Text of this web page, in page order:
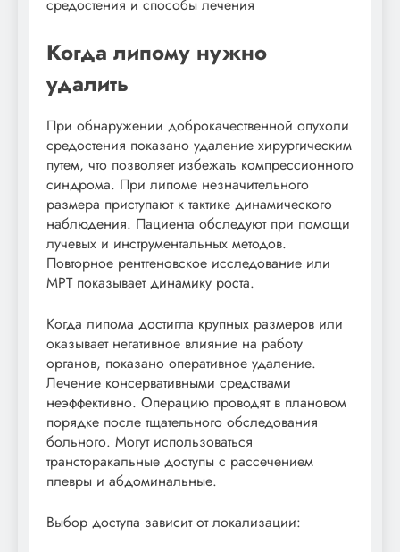
Когда липому нужно
удалить
При обнаружении доброкачественной опухоли
средостения показано удаление хирургическим
путем, что позволяет избежать компрессионного
синдрома. При липоме незначительного
размера приступают к тактике динамического
наблюдения. Пациента обследуют при помощи
лучевых и инструментальных методов.
Повторное рентгеновское исследование или
МРТ показывает динамику роста.
Когда липома достигла крупных размеров или
оказывает негативное влияние на работу
органов, показано оперативное удаление.
Лечение консервативными средствами
неэффективно. Операцию проводят в плановом
порядке после тщательного обследования
больного. Могут использоваться
трансторакальные доступы с рассечением
плевры и абдоминальные.
Выбор доступа зависит от локализации: